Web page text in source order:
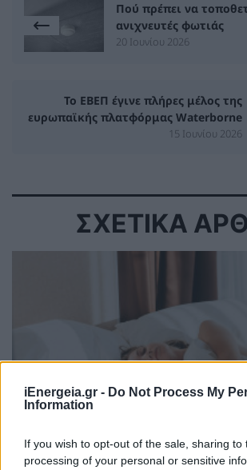
iEnergeia.gr - Do Not Process My
Information
If you wish to opt-out of the sale, sharing to
processing of your personal or sensitive
Πού πρέπει να
ανιχνευτές φωτιάς
20 Ιουνίου 2026
Το ΕΒΕΠ έγινε πλήρες μέλος της
ευρωπαϊκής πλατφόρμας Waterborne
15 Ιουνίου 2026
ΣΧΕΤΙΚΑ